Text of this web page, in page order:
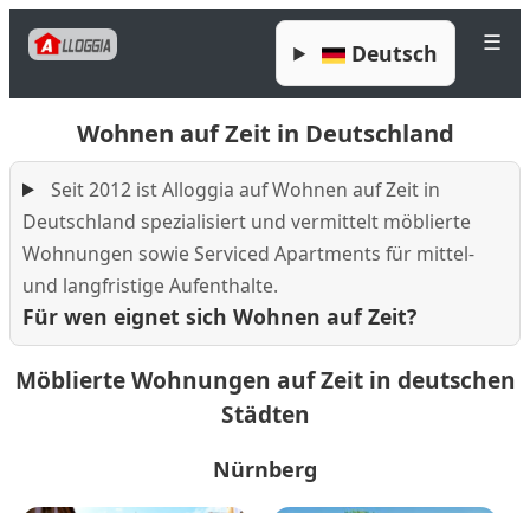
☰
Deutsch
Wohnen auf Zeit in Deutschland
Seit 2012 ist Alloggia auf Wohnen auf Zeit in
Deutschland spezialisiert und vermittelt möblierte
Wohnungen sowie Serviced Apartments für mittel-
und langfristige Aufenthalte.
Für wen eignet sich Wohnen auf Zeit?
Möblierte Wohnungen auf Zeit in deutschen
Städten
Nürnberg